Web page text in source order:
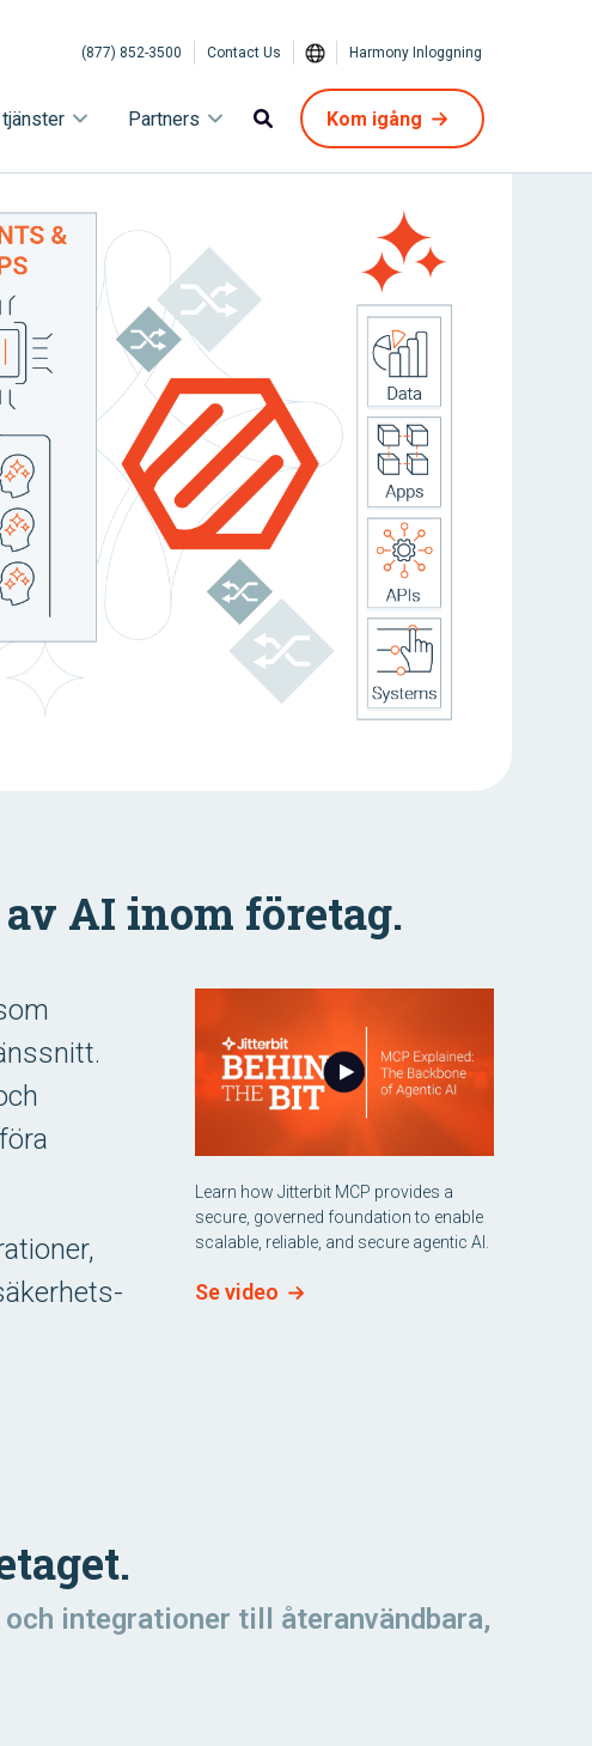
(877) 852-3500 Contact Us Harmony Inloggning
Partners Kom igång
AI inom företag.
Learn how Jitterbit MCP provides a
secure, governed foundation to enable
scalable, reliable, and secure agentic AI.
Se video
integrationer till återanvändbara,